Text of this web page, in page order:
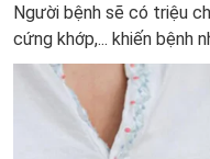
Người bệnh sẽ có triệu
cứng khớp,... khiến bệnh